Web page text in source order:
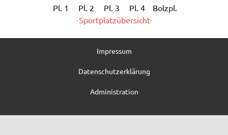
Pl. 1 Pl. 2 Pl. 3 Pl. 4
Bolzpl.
-Sportplatzübersicht-
Impressum
Datenschutzerklärung
Administration